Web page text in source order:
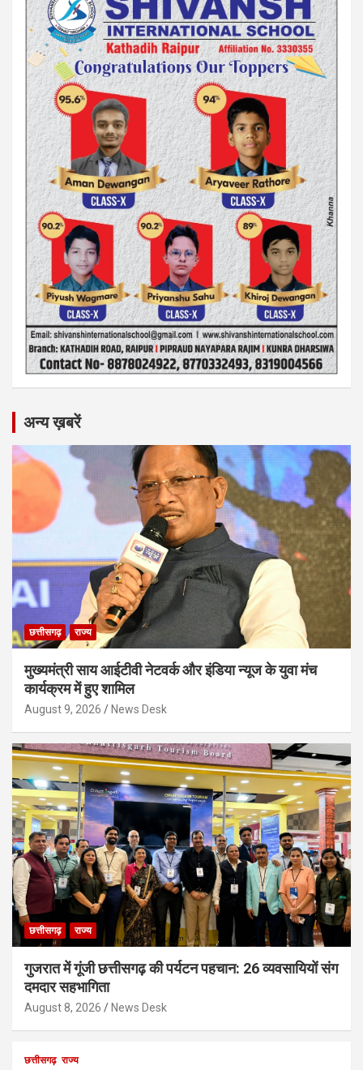
अन्य ख़बरें
छत्तीसगढ़ राज्य
मुख्यमंत्री साय आईटीवी नेटवर्क और इंडिया न्यूज के युवा मंच
कार्यक्रम में हुए शामिल
August 9, 2026 News Desk
छत्तीसगढ़ राज्य
गुजरात में गूंजी छत्तीसगढ़ की पर्यटन पहचान: 26 व्यवसायियों संग
दमदार सहभागिता
August 8, 2026 News Desk
छत्तीसगढ़ राज्य